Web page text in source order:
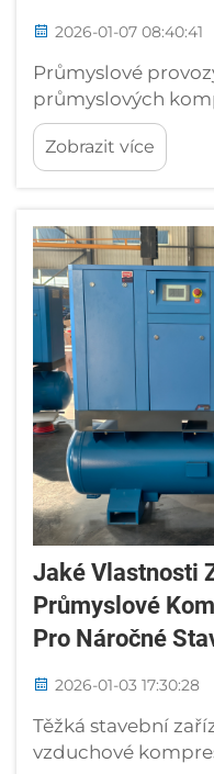
2026-01-07 08:40:41
Průmyslové
průmyslových
Jinan Golden
Ltd. se již dlouho
průmyslové
Zobrazit více
Jaké Vlastnosti
Průmyslové
Pro Náročné
2026-01-03 17:30:28
Těžká stavební
vzduchové